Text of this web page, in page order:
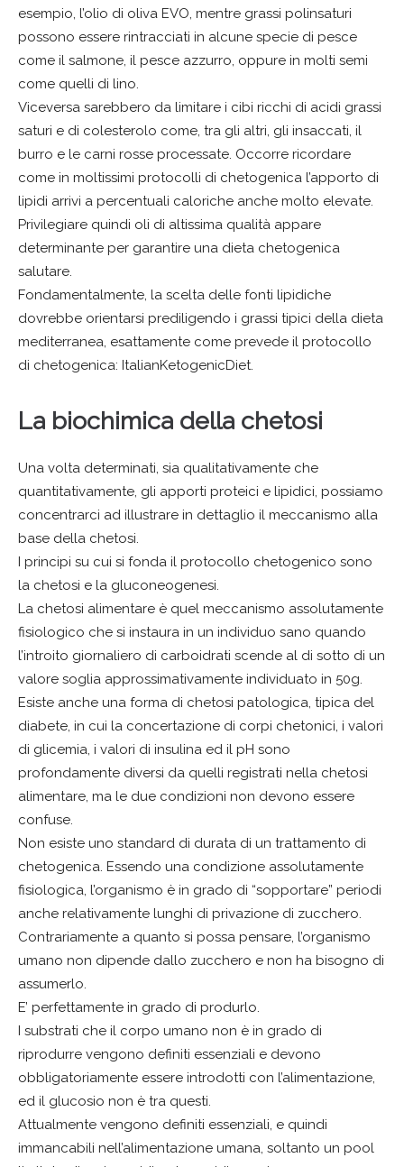
esempio, l’olio di oliva EVO, mentre grassi polinsaturi
possono essere rintracciati in alcune specie di pesce
come il salmone, il pesce azzurro, oppure in molti semi
come quelli di lino.
Viceversa sarebbero da limitare i cibi ricchi di acidi grassi
saturi e di colesterolo come, tra gli altri, gli insaccati, il
burro e le carni rosse processate. Occorre ricordare
come in moltissimi protocolli di chetogenica l’apporto di
lipidi arrivi a percentuali caloriche anche molto elevate.
Privilegiare quindi oli di altissima qualità appare
determinante per garantire una dieta chetogenica
salutare.
Fondamentalmente, la scelta delle fonti lipidiche
dovrebbe orientarsi prediligendo i grassi tipici della dieta
mediterranea, esattamente come prevede il protocollo
di chetogenica: ItalianKetogenicDiet.
La biochimica della chetosi
Una volta determinati, sia qualitativamente che
quantitativamente, gli apporti proteici e lipidici, possiamo
concentrarci ad illustrare in dettaglio il meccanismo alla
base della chetosi.
I principi su cui si fonda il protocollo chetogenico sono
la chetosi e la gluconeogenesi.
La chetosi alimentare è quel meccanismo assolutamente
fisiologico che si instaura in un individuo sano quando
l’introito giornaliero di carboidrati scende al di sotto di un
valore soglia approssimativamente individuato in 50g.
Esiste anche una forma di chetosi patologica, tipica del
diabete, in cui la concertazione di corpi chetonici, i valori
di glicemia, i valori di insulina ed il pH sono
profondamente diversi da quelli registrati nella chetosi
alimentare, ma le due condizioni non devono essere
confuse.
Non esiste uno standard di durata di un trattamento di
chetogenica. Essendo una condizione assolutamente
fisiologica, l’organismo è in grado di “sopportare” periodi
anche relativamente lunghi di privazione di zucchero.
Contrariamente a quanto si possa pensare, l’organismo
umano non dipende dallo zucchero e non ha bisogno di
assumerlo.
E’ perfettamente in grado di produrlo.
I substrati che il corpo umano non è in grado di
riprodurre vengono definiti essenziali e devono
obbligatoriamente essere introdotti con l’alimentazione,
ed il glucosio non è tra questi.
Attualmente vengono definiti essenziali, e quindi
immancabili nell’alimentazione umana, soltanto un pool